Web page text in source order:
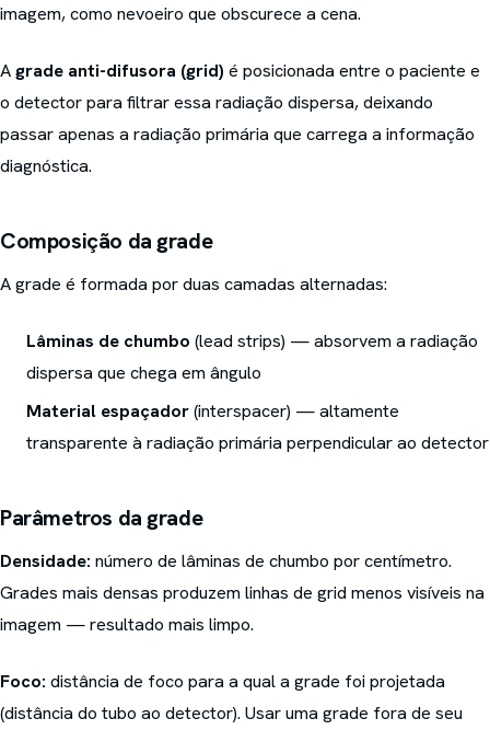
imagem, como nevoeiro que obscurece a cena.
Agrade anti-difusora (grid) é posicionada entre o paciente e
o detector para filtrar essa radiação dispersa, deixando
passar apenas a radiação primária que carrega a informação
diagnóstica.
Composição da grade
A grade é formada por duas camadas alternadas:
Lâminas de chumbo (lead strips) — absorvem a radiação
dispersa que chega em ângulo
Material espaçador(interspacer) — altamente
transparente à radiação primária perpendicular ao detector
Parâmetros da grade
Densidade: número de lâminas de chumbo por centímetro.
Grades mais densas produzem linhas de grid menos visíveis na
imagem — resultado mais limpo.
Foco: distância de foco para a qual a grade foi projetada
(distância do tubo ao detector). Usar uma grade fora de seu